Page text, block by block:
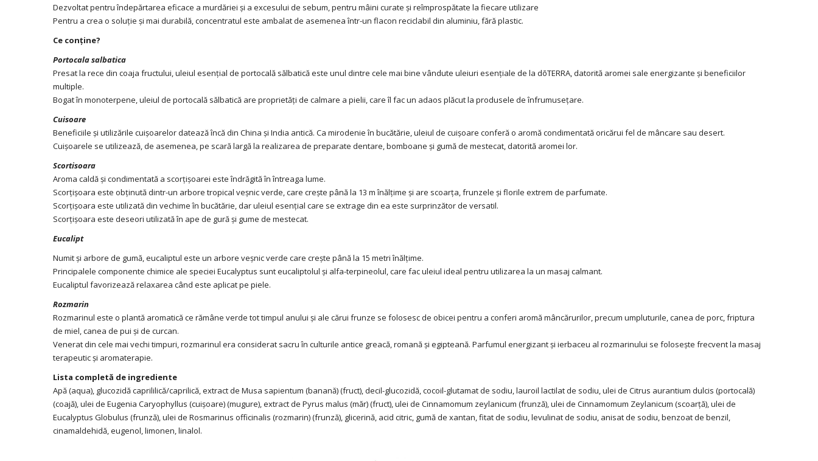
Dezvoltat pentru îndepărtarea eficace a murdăriei și a excesului de sebum, pentru mâini curate și reîmprospătate la fiecare utilizare
Pentru a crea o soluție și mai durabilă, concentratul este ambalat de asemenea într-un flacon reciclabil din aluminiu, fără plastic.
Ce conține?
Portocala salbatica
Presat la rece din coaja fructului, uleiul esențial de portocală sălbatică este unul dintre cele mai bine vândute uleiuri esențiale de la dōTERRA, datorită aromei sale energizante și beneficiilor
multiple.
Bogat în monoterpene, uleiul de portocală sălbatică are proprietăți de calmare a pielii, care îl fac un adaos plăcut la produsele de înfrumusețare.
Cuisoare
Beneficiile și utilizările cuișoarelor datează încă din China și India antică. Ca mirodenie în bucătărie, uleiul de cuișoare conferă o aromă condimentată oricărui fel de mâncare sau desert.
Cuișoarele se utilizează, de asemenea, pe scară largă la realizarea de preparate dentare, bomboane și gumă de mestecat, datorită aromei lor.
Scortisoara
Aroma caldă și condimentată a scorțișoarei este îndrăgită în întreaga lume.
Scorțișoara este obținută dintr-un arbore tropical veșnic verde, care crește până la 13 m înălțime și are scoarța, frunzele și florile extrem de parfumate.
Scorțișoara este utilizată din vechime în bucătărie, dar uleiul esențial care se extrage din ea este surprinzător de versatil.
Scorțișoara este deseori utilizată în ape de gură și gume de mestecat.
Eucalipt
Numit și arbore de gumă, eucaliptul este un arbore veșnic verde care crește până la 15 metri înălțime.
Principalele componente chimice ale speciei Eucalyptus sunt eucaliptolul și alfa-terpineolul, care fac uleiul ideal pentru utilizarea la un masaj calmant.
Eucaliptul favorizează relaxarea când este aplicat pe piele.
Rozmarin
Rozmarinul este o plantă aromatică ce rămâne verde tot timpul anului și ale cărui frunze se folosesc de obicei pentru a conferi aromă mâncărurilor, precum umpluturile, canea de porc, friptura
de miel, canea de pui și de curcan.
Venerat din cele mai vechi timpuri, rozmarinul era considerat sacru în culturile antice greacă, romană și egipteană. Parfumul energizant și ierbaceu al rozmarinului se folosește frecvent la masaj
terapeutic și aromaterapie.
Lista completă de ingrediente
Apă (aqua), glucozidă caprililică/caprilică, extract de Musa sapientum (banană) (fruct), decil-glucozidă, cocoil-glutamat de sodiu, lauroil lactilat de sodiu, ulei de Citrus aurantium dulcis (portocală)
(coajă), ulei de Eugenia Caryophyllus (cuișoare) (mugure), extract de Pyrus malus (măr) (fruct), ulei de Cinnamomum zeylanicum (frunză), ulei de Cinnamomum Zeylanicum (scoarță), ulei de
Eucalyptus Globulus (frunză), ulei de Rosmarinus officinalis (rozmarin) (frunză), glicerină, acid citric, gumă de xantan, fitat de sodiu, levulinat de sodiu, anisat de sodiu, benzoat de benzil,
cinamaldehidă, eugenol, limonen, linalol.